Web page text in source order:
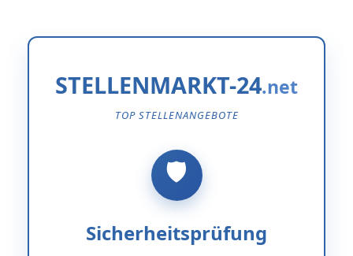
STELLENMARKT-24
TOP STELLENANGEBOTE
Sicherheitsprüfung